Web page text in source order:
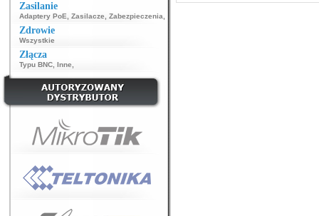
Zasilanie
Adaptery PoE Zasilacze Zabezpieczenia
Zdrowie
Wszystkie
Złącza
Typu BNC Inne